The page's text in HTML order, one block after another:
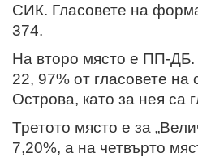
СИК. Гласовете на
374.
На второ място е ПП-ДБ.
22, 97% от гласовете
Острова, като за нея са
Третото място е за
7,20%, а на четвърто